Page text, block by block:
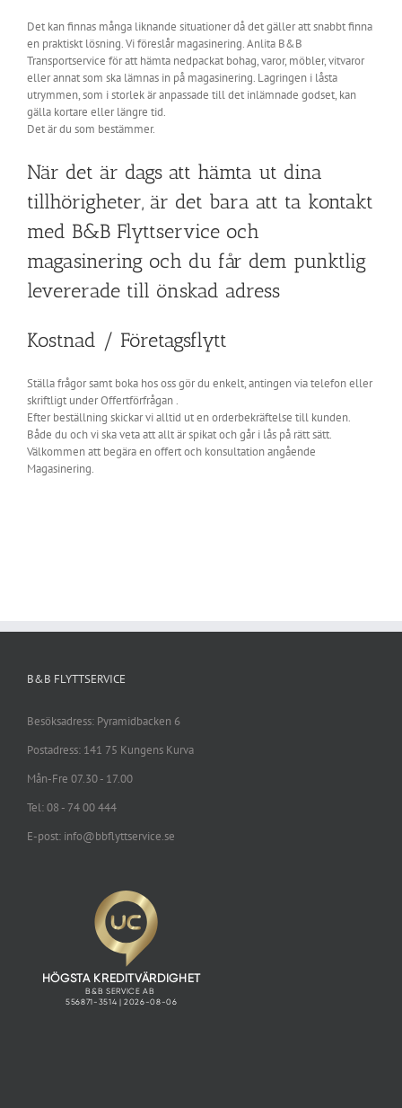
Det kan finnas många liknande situationer då det gäller att snabbt finna
en praktiskt lösning. Vi föreslår magasinering. Anlita B&B
Transportservice för att hämta nedpackat bohag, varor, möbler, vitvaror
eller annat som ska lämnas in på magasinering. Lagringen i låsta
utrymmen, som i storlek är anpassade till det inlämnade godset, kan
gälla kortare eller längre tid.
Det är du som bestämmer.
När det är dags att hämta ut dina
tillhörigheter, är det bara att ta kontakt
med B&B Flyttservice och
magasinering och du får dem punktlig
levererade till önskad adress
Kostnad / Företagsflytt
Ställa frågor samt boka hos oss gör du enkelt, antingen via telefon eller
skriftligt under Offertförfrågan .
Efter beställning skickar vi alltid ut en orderbekräftelse till kunden.
Både du och vi ska veta att allt är spikat och går i lås på rätt sätt.
Välkommen att begära en offert och konsultation angående
Magasinering.
B&B FLYTTSERVICE
Besöksadress: Pyramidbacken 6
Postadress: 141 75 Kungens Kurva
Mån-Fre 07.30 - 17.00
Tel: 08 - 74 00 444
E-post: info@bbflyttservice.se